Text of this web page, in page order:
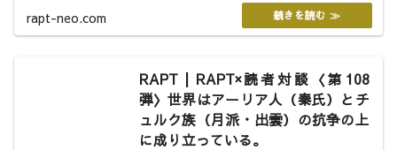
rapt-neo.com
RAPT | RAPT×読者対談〈第108
弾〉世界はアーリア人（秦氏）とチ
ュルク族（月派・出雲）の抗争の上
に成り立っている。